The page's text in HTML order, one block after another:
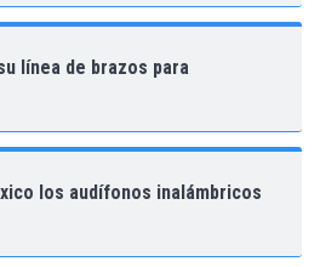
línea de brazos para
los audífonos inalámbricos